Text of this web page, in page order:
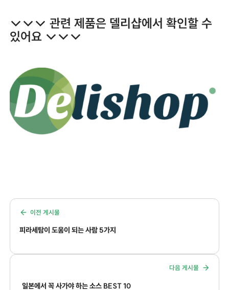
↓↓↓ 관련 제품은 델리샵에서 확인할 수
있어요 ↓↓↓
이전 게시물
피라세탐이 도움이 되는 사람 5가지
다음 게시물
일본에서 꼭 사가야 하는 소스 BEST 10